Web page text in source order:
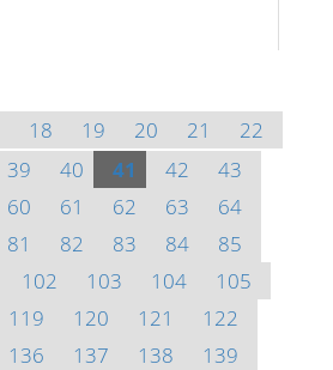
18 19 20 21
22
39 40 41 42
43
60 61 62 63
64
81 82 83 84
85
102 103 104
105
119 120 121
122
136 137 138
139